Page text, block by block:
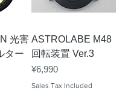
光害
ター
ASTROLABE M48
回転装置 Ver.3
Price
¥6,990
Sales Tax Included